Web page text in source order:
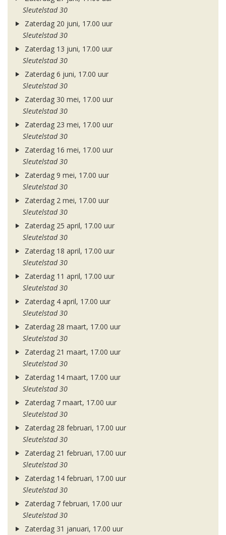
Sleutelstad 30
Zaterdag 20 juni, 17.00 uur
Sleutelstad 30
Zaterdag 13 juni, 17.00 uur
Sleutelstad 30
Zaterdag 6 juni, 17.00 uur
Sleutelstad 30
Zaterdag 30 mei, 17.00 uur
Sleutelstad 30
Zaterdag 23 mei, 17.00 uur
Sleutelstad 30
Zaterdag 16 mei, 17.00 uur
Sleutelstad 30
Zaterdag 9 mei, 17.00 uur
Sleutelstad 30
Zaterdag 2 mei, 17.00 uur
Sleutelstad 30
Zaterdag 25 april, 17.00 uur
Sleutelstad 30
Zaterdag 18 april, 17.00 uur
Sleutelstad 30
Zaterdag 11 april, 17.00 uur
Sleutelstad 30
Zaterdag 4 april, 17.00 uur
Sleutelstad 30
Zaterdag 28 maart, 17.00 uur
Sleutelstad 30
Zaterdag 21 maart, 17.00 uur
Sleutelstad 30
Zaterdag 14 maart, 17.00 uur
Sleutelstad 30
Zaterdag 7 maart, 17.00 uur
Sleutelstad 30
Zaterdag 28 februari, 17.00 uur
Sleutelstad 30
Zaterdag 21 februari, 17.00 uur
Sleutelstad 30
Zaterdag 14 februari, 17.00 uur
Sleutelstad 30
Zaterdag 7 februari, 17.00 uur
Sleutelstad 30
Zaterdag 31 januari, 17.00 uur